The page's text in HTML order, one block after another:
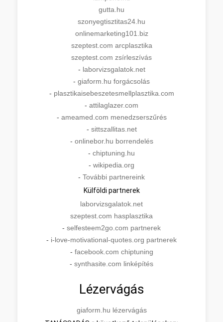
gutta.hu
szonyegtisztitas24.hu
onlinemarketing101.biz
szeptest.com arcplasztika
szeptest.com zsírleszívás
- laborvizsgalatok.net
- giaform.hu forgácsolás
- plasztikaisebeszetesmellplasztika.com
- attilaglazer.com
- ameamed.com menedzserszűrés
- sittszallitas.net
- onlinebor.hu borrendelés
- chiptuning.hu
- wikipedia.org
- További partnereink
Külföldi partnerek
laborvizsgalatok.net
szeptest.com hasplasztika
- selfesteem2go.com partnerek
- i-love-motivational-quotes.org partnerek
- facebook.com chiptuning
- synthasite.com linképítés
Lézervágás
giaform.hu lézervágás